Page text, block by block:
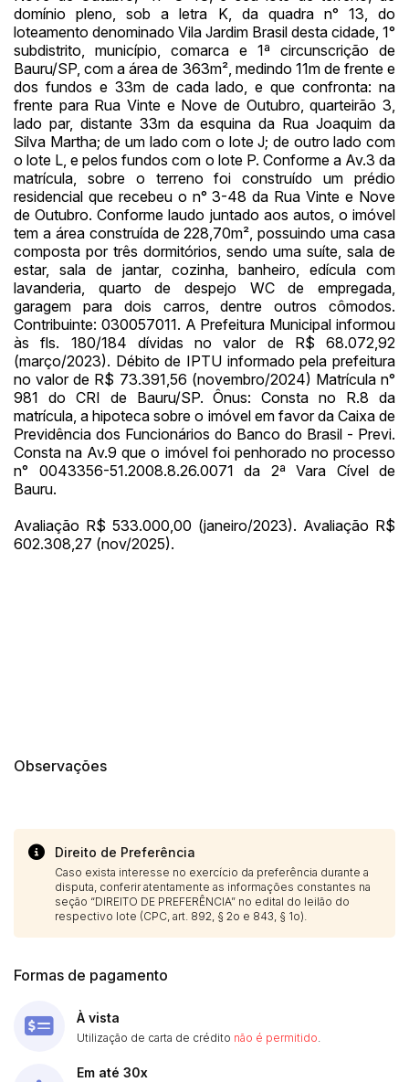
domínio pleno, sob a letra K, da quadra n° 13, do
loteamento denominado Vila Jardim Brasil desta cidade, 1°
subdistrito, município, comarca e 1ª circunscrição de
Bauru/SP, com a área de 363m², medindo 11m de frente e
dos fundos e 33m de cada lado, e que confronta: na
frente para Rua Vinte e Nove de Outubro, quarteirão 3,
lado par, distante 33m da esquina da Rua Joaquim da
Silva Martha; de um lado com o lote J; de outro lado com
o lote L, e pelos fundos com o lote P. Conforme a Av.3 da
matrícula, sobre o terreno foi construído um prédio
residencial que recebeu o n° 3-48 da Rua Vinte e Nove
de Outubro. Conforme laudo juntado aos autos, o imóvel
tem a área construída de 228,70m², possuindo uma casa
composta por três dormitórios, sendo uma suíte, sala de
estar, sala de jantar, cozinha, banheiro, edícula com
lavanderia, quarto de despejo WC de empregada,
garagem para dois carros, dentre outros cômodos.
Contribuinte: 030057011. A Prefeitura Municipal informou
às fls. 180/184 dívidas no valor de R$ 68.072,92
(março/2023). Débito de IPTU informado pela prefeitura
no valor de R$ 73.391,56 (novembro/2024) Matrícula n°
981 do CRI de Bauru/SP. Ônus: Consta no R.8 da
matrícula, a hipoteca sobre o imóvel em favor da Caixa de
Previdência dos Funcionários do Banco do Brasil - Previ.
Consta na Av.9 que o imóvel foi penhorado no processo
n° 0043356-51.2008.8.26.0071 da 2ª Vara Cível de
Bauru.
Avaliação R$ 533.000,00 (janeiro/2023). Avaliação R$
602.308,27 (nov/2025).
Observações
Direito de Preferência
Caso exista interesse no exercício da preferência durante a
disputa, conferir atentamente as informações constantes na
seção “DIREITO DE PREFERÊNCIA” no edital do leilão do
respectivo lote (CPC, art. 892, § 2o e 843, § 1o).
Formas de pagamento
À vista
Utilização de carta de crédito não é permitido
Em até 30x
Envie sua Proposta
(Art. 895, CPC)
Histórico de Propostas
Data Usuário Valor
14/04/2025 18:43:11 TIAGOFELIPE R$ 1,00
14/04/2025 18:43:11 TIAGOFELIPE R$ 1,00
14/04/2025 18:43:11 TIAGOFELIPE R$ 1,00
Clique aqui para fazer login
Habilite-se para efetuar lances ou
propostas